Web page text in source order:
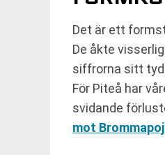
Det är ett
De åkte
siffrorna sitt
För Piteå har
svidande
mot